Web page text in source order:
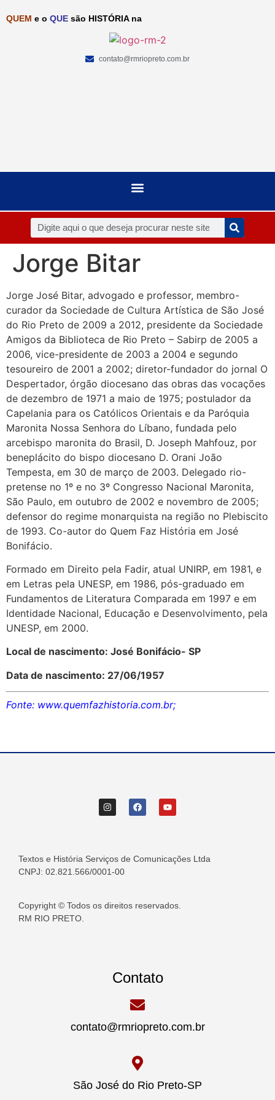
QUEM e o QUE são HISTÓRIA na
contato@rmriopreto.com.br
Jorge Bitar
Jorge José Bitar, advogado e professor, membro-
curador da Sociedade de Cultura Artística de São José
do Rio Preto de 2009 a 2012, presidente da Sociedade
Amigos da Biblioteca de Rio Preto – Sabirp de 2005 a
2006, vice-presidente de 2003 a 2004 e segundo
tesoureiro de 2001 a 2002; diretor-fundador do jornal O
Despertador, órgão diocesano das obras das vocações
de dezembro de 1971 a maio de 1975; postulador da
Capelania para os Católicos Orientais e da Paróquia
Maronita Nossa Senhora do Líbano, fundada pelo
arcebispo maronita do Brasil, D. Joseph Mahfouz, por
beneplácito do bispo diocesano D. Orani João
Tempesta, em 30 de março de 2003. Delegado rio-
pretense no 1º e no 3º Congresso Nacional Maronita,
São Paulo, em outubro de 2002 e novembro de 2005;
defensor do regime monarquista na região no Plebiscito
de 1993. Co-autor do Quem Faz História em José
Bonifácio.
Formado em Direito pela Fadir, atual UNIRP, em 1981, e
em Letras pela UNESP, em 1986, pós-graduado em
Fundamentos de Literatura Comparada em 1997 e em
Identidade Nacional, Educação e Desenvolvimento, pela
UNESP, em 2000.
Local de nascimento: José Bonifácio- SP
Data de nascimento: 27/06/1957
Fonte: www.quemfazhistoria.com.br;
Textos e História Serviços de Comunicações Ltda
CNPJ: 02.821.566/0001-00
Copyright © Todos os direitos reservados.
RM RIO PRETO.
Contato
contato@rmriopreto.com.br
São José do Rio Preto-SP